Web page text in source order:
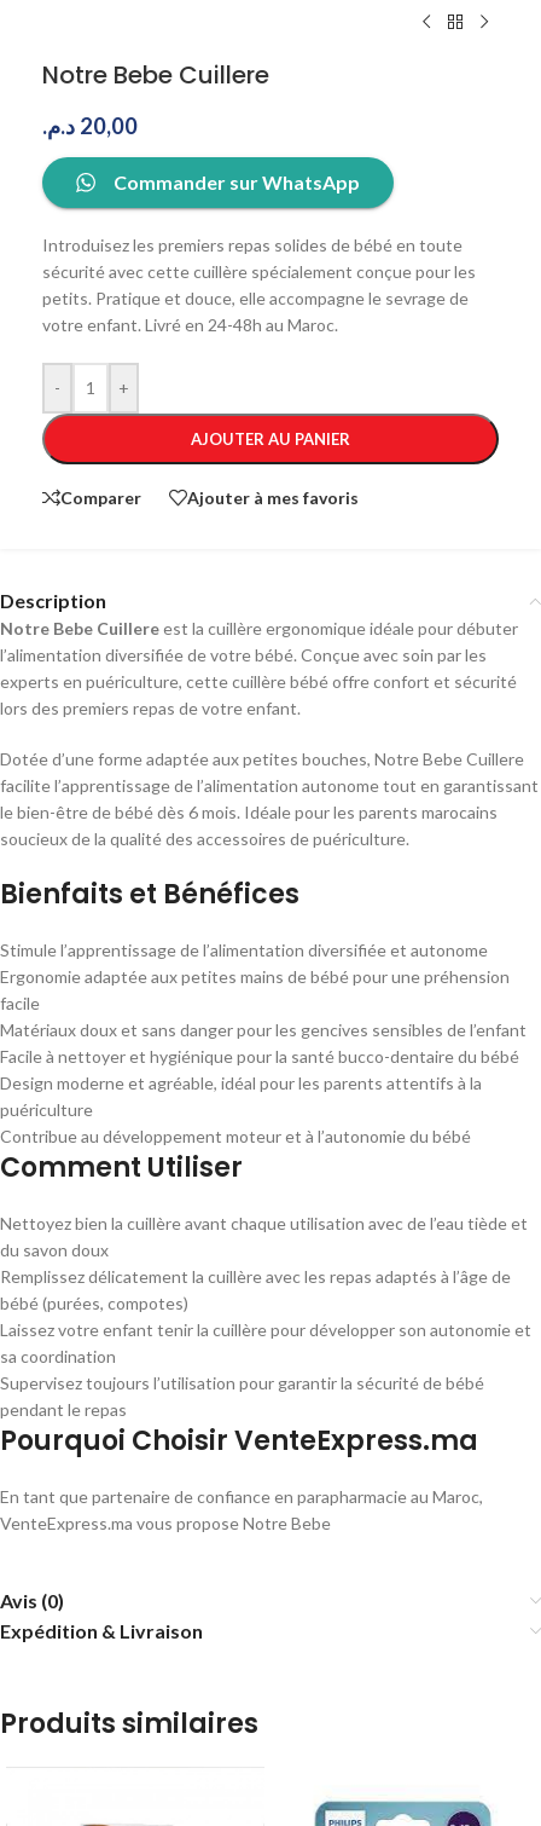
Notre Bebe Cuillere
20,00 د.م.
Commander sur WhatsApp
Introduisez les premiers repas solides de bébé en toute
sécurité avec cette cuillère spécialement conçue pour les
petits. Pratique et douce, elle accompagne le sevrage de
votre enfant. Livré en 24-48h au Maroc.
- +
AJOUTER AU PANIER
Comparer Ajouter à mes favoris
Description
Notre Bebe Cuillereest la cuillère ergonomique idéale pour débuter
l’alimentation diversifiée de votre bébé. Conçue avec soin par les
experts en puériculture, cette cuillère bébé offre confort et sécurité
lors des premiers repas de votre enfant.
Dotée d’une forme adaptée aux petites bouches, Notre Bebe Cuillere
facilite l’apprentissage de l’alimentation autonome tout en garantissant
le bien-être de bébé dès 6 mois. Idéale pour les parents marocains
soucieux de la qualité des accessoires de puériculture.
Bienfaits et Bénéfices
Stimule l’apprentissage de l’alimentation diversifiée et autonome
Ergonomie adaptée aux petites mains de bébé pour une préhension
facile
Matériaux doux et sans danger pour les gencives sensibles de l’enfant
Facile à nettoyer et hygiénique pour la santé bucco-dentaire du bébé
Design moderne et agréable, idéal pour les parents attentifs à la
puériculture
Contribue au développement moteur et à l’autonomie du bébé
Comment Utiliser
Nettoyez bien la cuillère avant chaque utilisation avec de l’eau tiède et
du savon doux
Remplissez délicatement la cuillère avec les repas adaptés à l’âge de
bébé (purées, compotes)
Laissez votre enfant tenir la cuillère pour développer son autonomie et
sa coordination
Supervisez toujours l’utilisation pour garantir la sécurité de bébé
pendant le repas
Pourquoi Choisir VenteExpress.ma
En tant que partenaire de confiance en parapharmacie au Maroc,
VenteExpress.ma vous propose Notre Bebe
Avis (0)
Expédition & Livraison
Produits similaires